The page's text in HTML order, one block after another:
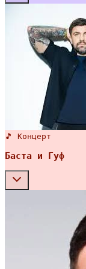
🎵 Концерт
Баста и Гуф